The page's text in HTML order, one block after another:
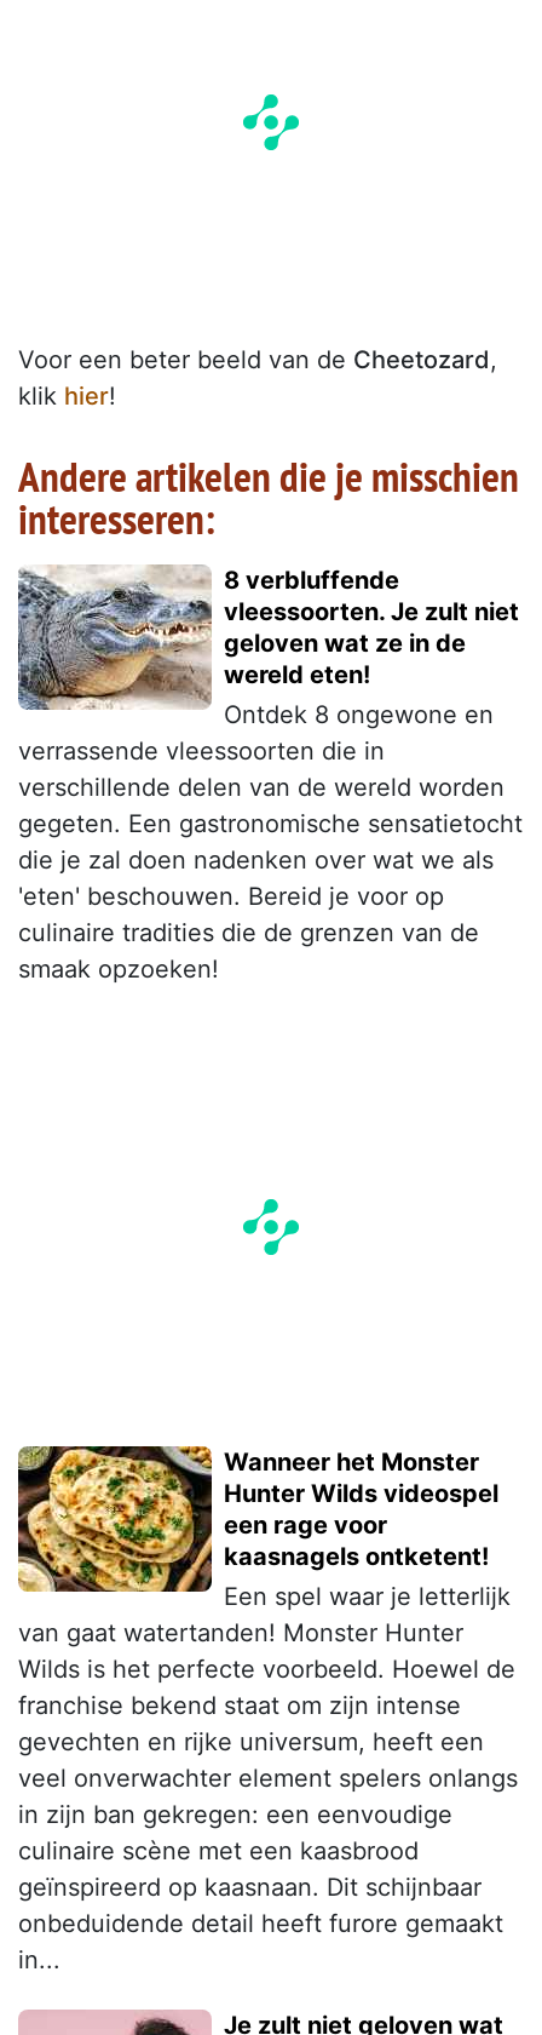
Voor een beter beeld van de Cheetozard,
klik hier!
Andere artikelen die je misschien
interesseren:
8 verbluffende
vleessoorten. Je zult niet
geloven wat ze in de
wereld eten!
Ontdek 8 ongewone en
verrassende vleessoorten die in
verschillende delen van de wereld worden
gegeten. Een gastronomische sensatietocht
die je zal doen nadenken over wat we als
'eten' beschouwen. Bereid je voor op
culinaire tradities die de grenzen van de
smaak opzoeken!
Wanneer het Monster
Hunter Wilds videospel
een rage voor
kaasnagels ontketent!
Een spel waar je letterlijk
van gaat watertanden! Monster Hunter
Wilds is het perfecte voorbeeld. Hoewel de
franchise bekend staat om zijn intense
gevechten en rijke universum, heeft een
veel onverwachter element spelers onlangs
in zijn ban gekregen: een eenvoudige
culinaire scène met een kaasbrood
geïnspireerd op kaasnaan. Dit schijnbaar
onbeduidende detail heeft furore gemaakt
in...
Je zult niet geloven wat